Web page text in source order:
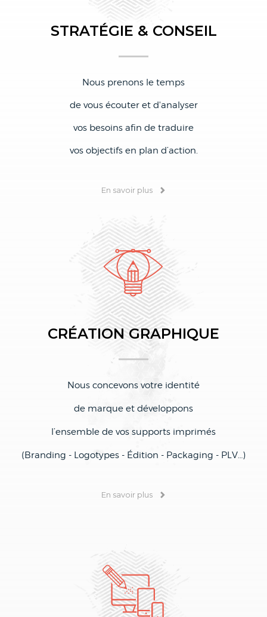
STRATÉGIE & CONSEIL
Nous prenons le temps
de vous écouter et d'analyser
vos besoins afin de traduire
vos objectifs en plan d’action.
En savoir plus
CRÉATION GRAPHIQUE
Nous concevons votre identité
de marque et développons
l’ensemble de vos supports imprimés
(Branding - Logotypes - Édition - Packaging - PLV…)
En savoir plus